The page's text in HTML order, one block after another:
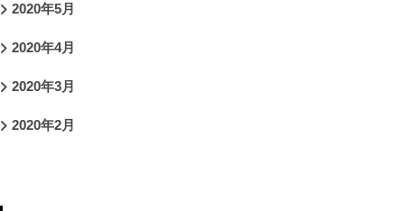
2020年5月
2020年4月
2020年3月
2020年2月